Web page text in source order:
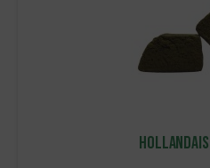
Hollandais